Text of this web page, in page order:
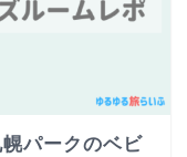
パークのベビ